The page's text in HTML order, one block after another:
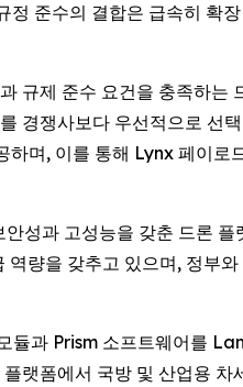
준수의 결합은 급속히 확
규제 준수 요건을 충족하는
경쟁사보다 우선적으로 선
며, 이를 통해 Lynx 페이로
성과 고성능을 갖춘 드론 플
량을 갖추고 있으며, 정부
과 Prism 소프트웨어를
랫폼에서 국방 및 산업용 차